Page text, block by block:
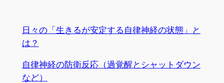
日々の「生きるが安定する自律神経の状態」と
は？
自律神経の防衛反応（過覚醒とシャットダウン
など）